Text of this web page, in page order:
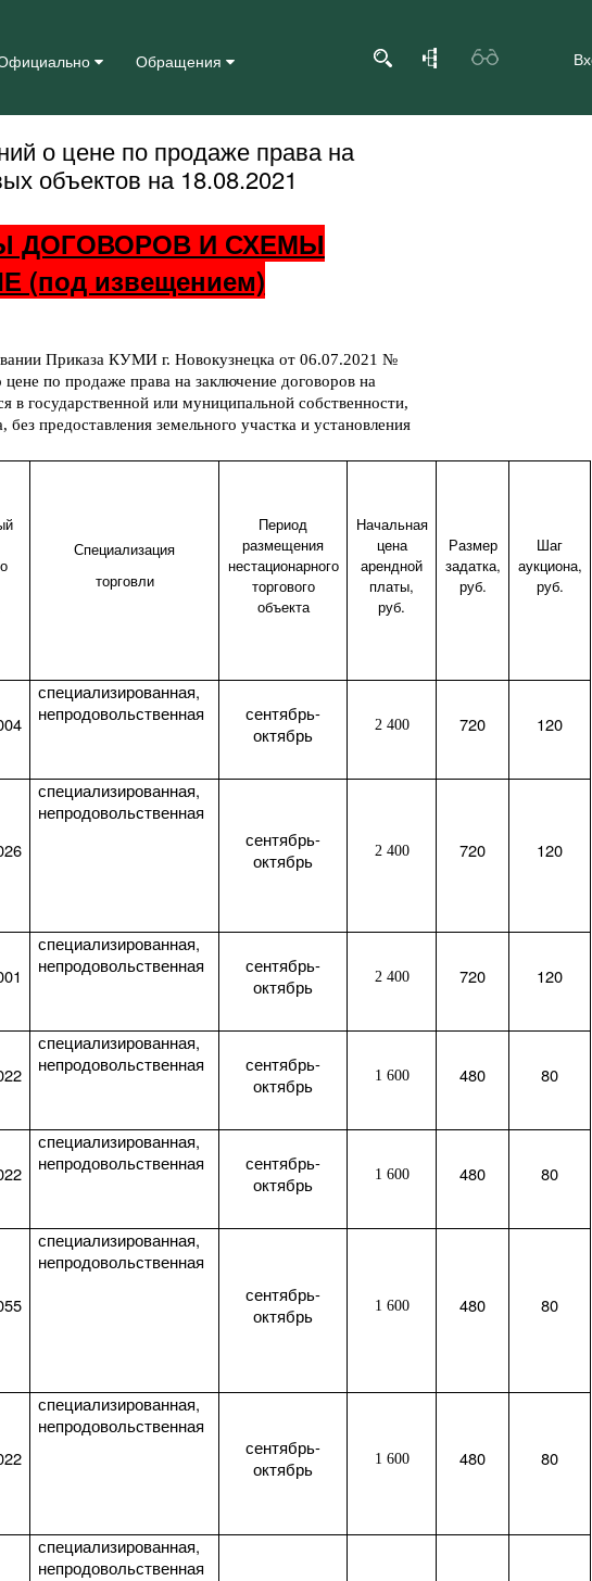
Обращения
о цене по продаже права на
объектов на 18.08.2021
ДОГОВОРОВ И СХЕМЫ
извещением)
Приказа КУМИ г. Новокузнецка от 06.07.2021 №
по продаже права на заключение договоров на
государственной или муниципальной собственности,
предоставления земельного участка и установления
Специализация
торговли
Период
размещения
нестационарного
торгового
объекта
Начальная
цена
арендной
платы,
руб.
Размер
задатка,
руб.
Шаг
аукциона,
руб.
специализированная,
непродовольственная
сентябрь-
октябрь
2 400 720 120
специализированная,
непродовольственная
сентябрь-
октябрь
2 400 720 120
специализированная,
непродовольственная
сентябрь-
октябрь
2 400 720 120
специализированная,
непродовольственная
сентябрь-
октябрь
1 600 480 80
специализированная,
непродовольственная
сентябрь-
октябрь
1 600 480 80
специализированная,
непродовольственная
сентябрь-
октябрь
1 600 480 80
специализированная,
непродовольственная
сентябрь-
октябрь
1 600 480 80
специализированная,
непродовольственная